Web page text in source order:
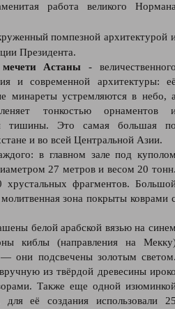
работа великого
помпезной архитектурой
Президента.
Астаны -
и современной архитектуры:
минареты устремляются в небо,
тонкостью орнаментов
тишины. Это самая большая
и во всей Центральной Азии.
в главном зале под
27 метров и весом 20
фрагментов.
зона покрыты коврами
белой арабской вязью на
киблы (направления на
они подсвечены золотым
из твёрдой древесины
Также еще одной
для её создания использовали